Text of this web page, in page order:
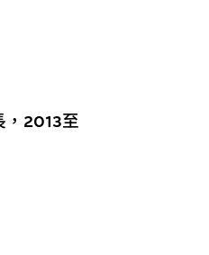
，2013至